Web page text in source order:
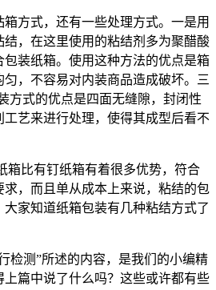
箱方式，还有一些处理方式。一是用
，在这里使用的粘结剂多为聚醋酸
装纸箱。使用这种方法的优点是箱
，不容易对内装商品造成破坏。三
方式的优点是四面无缝隙，封闭性
艺来进行处理，使得其成型后看不
箱比有钉纸箱有着很多优势，符合
，而且单从成本上来说，粘结的包
家知道纸箱包装有几种粘结方式了
检测”所述的内容，是我们的小编精
篇中说了什么吗？这些或许都有些